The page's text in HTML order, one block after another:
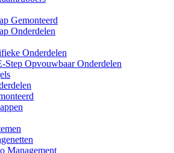
Gemonteerd
Onderdelen
Onderdelen
Step Opvouwbaar Onderdelen
Management